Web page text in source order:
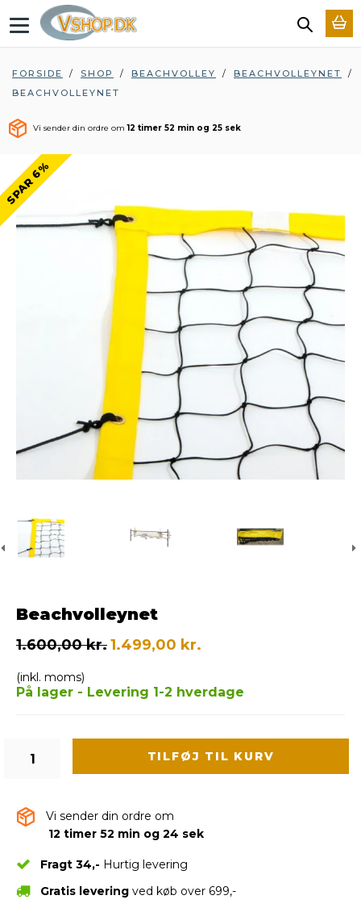
T
g
l
e
a
v
g
a
t
i
o
FORSIDE / SHOP / BEACHVOLLEY / BEACHVOLLEYNET
/
BEACHVOLLEYNET
Vi sender din ordre om12 timer 52 min og 25 sek
SPAR 6%
Beachvolleynet
1.600,00 kr.1.499,00 kr.
(inkl. moms)
På lager - Levering 1-2 hverdage
TILFØJ TIL KURV
Vi sender din ordre om
12 timer 52 min og 24 sek
Fragt 34,- Hurtig levering
Gratis levering ved køb over 699,-